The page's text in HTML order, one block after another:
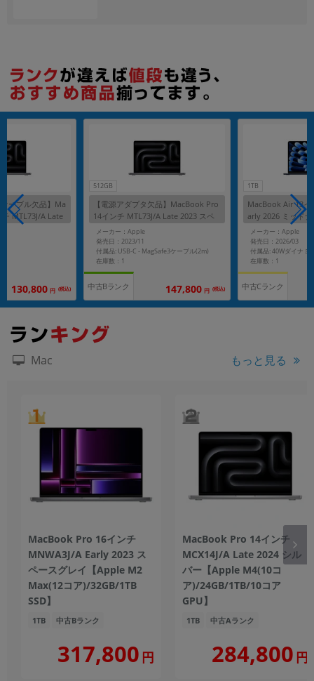
ーブル欠品】Ma
MTL73J/A Late
【Apple M3(8
130,800 円 (税込)
512GB
【電源アダプタ欠品】MacBook Pro
14インチ MTL73J/A Late 2023 スペ
ースグレイ【Apple M3(8コア)/8GB/
512GB SSD】
メーカー：Apple
発売日：2023/11
付属品: USB-C - MagSafe3ケーブル(2m)
在庫数：1
中古Bランク 147,800 円 (税込)
1TB
MacBook Air 13イ
arly 2026 ミッド
24GB/1TB SSD】
メーカー：Apple
発売日：2026/03
在庫数：1
中古Cランク
Mac もっと見る
MacBook Pro 16インチ
MNWA3J/A Early 2023 ス
ペースグレイ【Apple M2
Max(12コア)/32GB/1TB
SSD】
1TB 中古Bランク
317,800 円
MacBook Pro 14インチ
MCX14J/A Late 2024 シル
バー【Apple M4(10コ
ア)/24GB/1TB/10コア
GPU】
1TB 中古Aランク
284,800 円